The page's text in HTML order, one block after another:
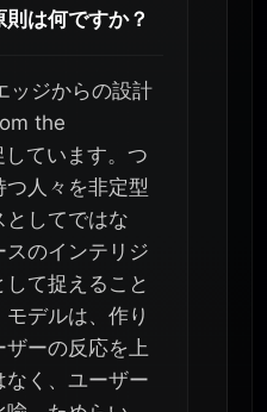
は何ですか？
ッジからの設計
the
ています。つ
つ人々を非定型
としてではな
スのインテリジ
して捉えること
デルは、作り
ーの反応を上
く、ユーザー